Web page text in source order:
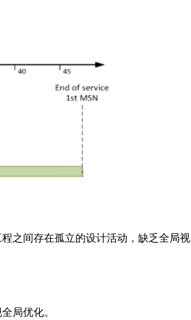
之间存在孤立的设计活动，缺乏全局视
局优化。